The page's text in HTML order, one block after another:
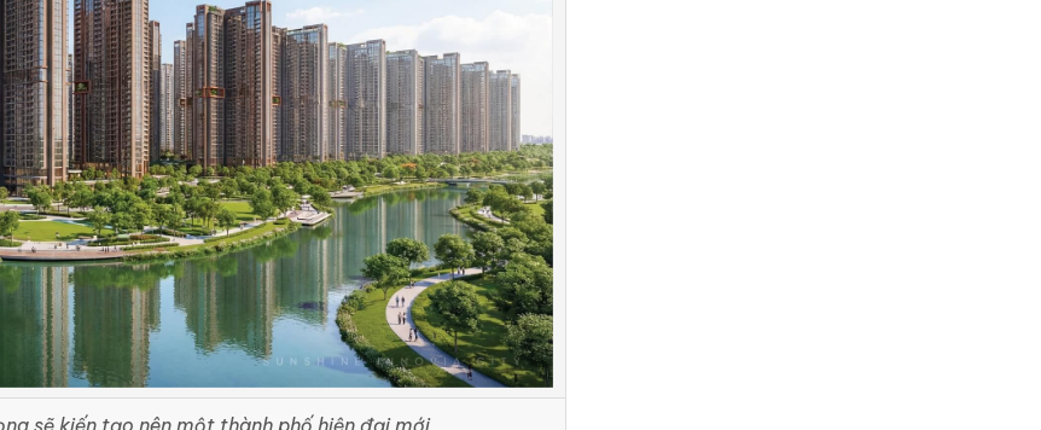
sẽ kiến tạo nên một thành phố hiện đại mới